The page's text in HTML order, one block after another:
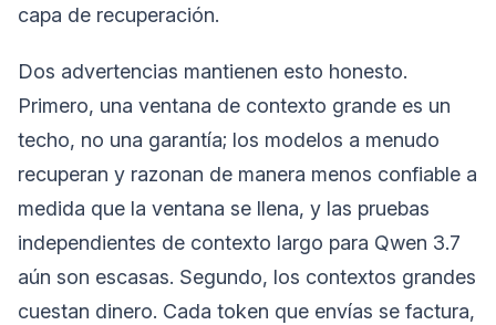
capa de recuperación.
Dos advertencias mantienen esto honesto.
Primero, una ventana de contexto grande es un
techo, no una garantía; los modelos a menudo
recuperan y razonan de manera menos confiable a
medida que la ventana se llena, y las pruebas
independientes de contexto largo para Qwen 3.7
aún son escasas. Segundo, los contextos grandes
cuestan dinero. Cada token que envías se factura,